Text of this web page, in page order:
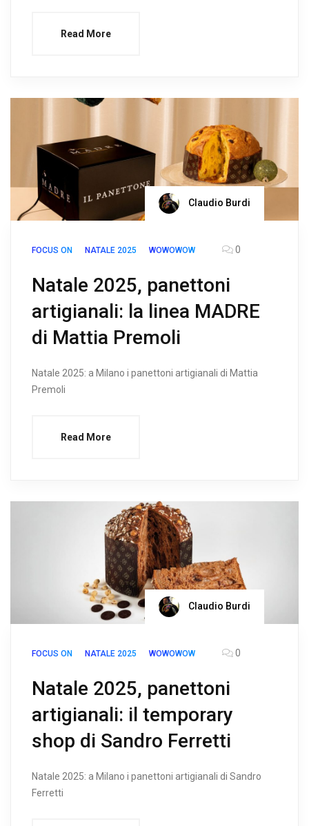
Read More
Claudio Burdi
FOCUS ON NATALE 2025 WOWOWOW 0
Natale 2025, panettoni
artigianali: la linea MADRE
di Mattia Premoli
Natale 2025: a Milano i panettoni artigianali di Mattia
Premoli
Read More
Claudio Burdi
FOCUS ON NATALE 2025 WOWOWOW 0
Natale 2025, panettoni
artigianali: il temporary
shop di Sandro Ferretti
Natale 2025: a Milano i panettoni artigianali di Sandro
Ferretti